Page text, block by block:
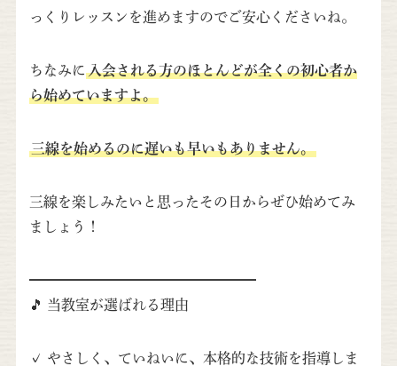
っくりレッスンを進めますのでご安心くださいね。
ちなみに 入会される方のほとんどが全くの初心者か
ら始めていますよ。
三線を始めるのに遅いも早いもありません。
三線を楽しみたいと思ったその日からぜひ始めてみ
ましょう！
━━━━━━━━━━━━━━━━
🎵 当教室が選ばれる理由
✓ やさしく、ていねいに、本格的な技術を指導しま